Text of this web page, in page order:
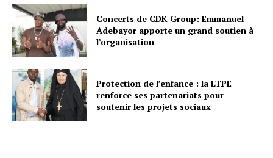
Concerts de CDK Group: Emmanuel
Adebayor apporte un grand soutien à
l’organisation
Protection de l’enfance : la LTPE
renforce ses partenariats pour
soutenir les projets sociaux